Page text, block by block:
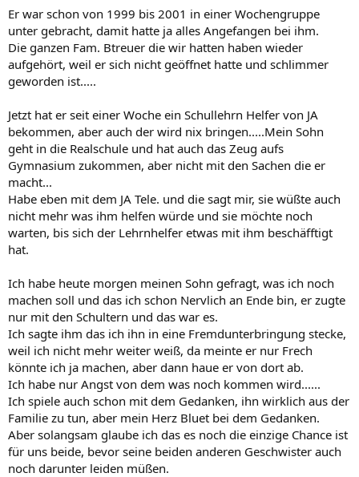
Er war schon von 1999 bis 2001 in einer Wochengruppe
unter gebracht, damit hatte ja alles Angefangen bei ihm.
Die ganzen Fam. Btreuer die wir hatten haben wieder
aufgehört, weil er sich nicht geöffnet hatte und schlimmer
geworden ist.....
Jetzt hat er seit einer Woche ein Schullehrn Helfer von JA
bekommen, aber auch der wird nix bringen.....Mein Sohn
geht in die Realschule und hat auch das Zeug aufs
Gymnasium zukommen, aber nicht mit den Sachen die er
macht...
Habe eben mit dem JA Tele. und die sagt mir, sie wüßte auch
nicht mehr was ihm helfen würde und sie möchte noch
warten, bis sich der Lehrnhelfer etwas mit ihm beschäfftigt
hat.
Ich habe heute morgen meinen Sohn gefragt, was ich noch
machen soll und das ich schon Nervlich an Ende bin, er zugte
nur mit den Schultern und das war es.
Ich sagte ihm das ich ihn in eine Fremdunterbringung stecke,
weil ich nicht mehr weiter weiß, da meinte er nur Frech
könnte ich ja machen, aber dann haue er von dort ab.
Ich habe nur Angst von dem was noch kommen wird......
Ich spiele auch schon mit dem Gedanken, ihn wirklich aus der
Familie zu tun, aber mein Herz Bluet bei dem Gedanken.
Aber solangsam glaube ich das es noch die einzige Chance ist
für uns beide, bevor seine beiden anderen Geschwister auch
noch darunter leiden müßen.